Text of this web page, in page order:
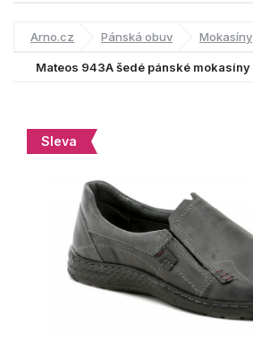
Arno.cz Pánská obuv Mokasíny
Mateos 943A šedé pánské mokasíny
Sleva